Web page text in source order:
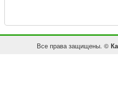
Все права защищены. ©